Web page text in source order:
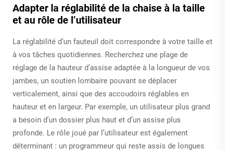
Adapter la réglabilité de la chaise à la taille
et au rôle de l’utilisateur
La réglabilité d’un fauteuil doit correspondre à votre taille et
à vos tâches quotidiennes. Recherchez une plage de
réglage de la hauteur d’assise adaptée à la longueur de vos
jambes, un soutien lombaire pouvant se déplacer
verticalement, ainsi que des accoudoirs réglables en
hauteur et en largeur. Par exemple, un utilisateur plus grand
a besoin d’un dossier plus haut et d’un assise plus
profonde. Le rôle joué par l’utilisateur est également
déterminant : un programmeur qui reste assis de longues